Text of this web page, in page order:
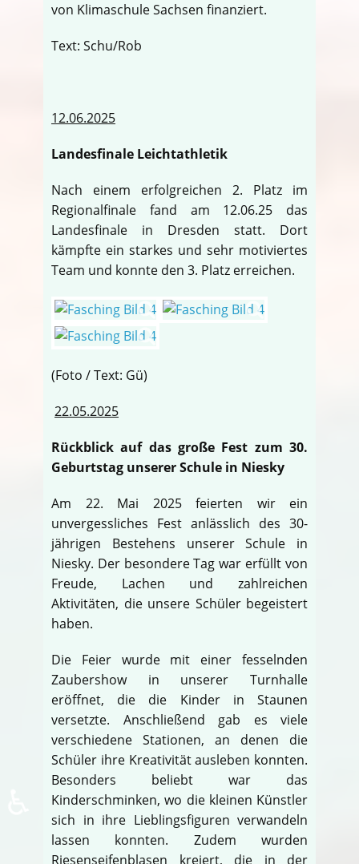
von Klimaschule Sachsen finanziert.
Text: Schu/Rob
12.06.2025
Landesfinale Leichtathletik
Nach einem erfolgreichen 2. Platz im
Regionalfinale fand am 12.06.25 das
Landesfinale in Dresden statt. Dort
kämpfte ein starkes und sehr motiviertes
Team und konnte den 3. Platz erreichen.
(Foto / Text: Gü)
22.05.2025
Rückblick auf das große Fest zum 30.
Geburtstag unserer Schule in Niesky
Am 22. Mai 2025 feierten wir ein
unvergessliches Fest anlässlich des 30-
jährigen Bestehens unserer Schule in
Niesky. Der besondere Tag war erfüllt von
Freude, Lachen und zahlreichen
Aktivitäten, die unsere Schüler begeistert
haben.
Die Feier wurde mit einer fesselnden
Zaubershow in unserer Turnhalle
eröffnet, die die Kinder in Staunen
versetzte. Anschließend gab es viele
verschiedene Stationen, an denen die
Schüler ihre Kreativität ausleben konnten.
Besonders beliebt war das
Kinderschminken, wo die kleinen Künstler
sich in ihre Lieblingsfiguren verwandeln
lassen konnten. Zudem wurden
Riesenseifenblasen kreiert, die in der